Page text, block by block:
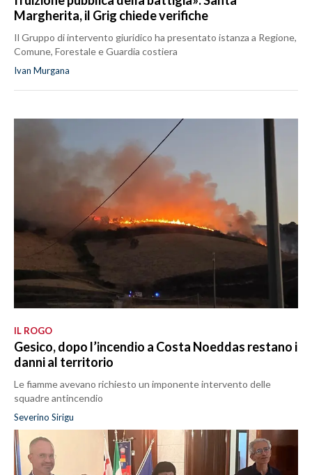
Margherita, il Grig chiede verifiche
Il Gruppo di intervento giuridico ha presentato istanza a Regione,
Comune, Forestale e Guardia costiera
Ivan Murgana
IL ROGO
Gesico, dopo l’incendio a Costa Noeddas restano i
danni al territorio
Le fiamme avevano richiesto un imponente intervento delle
squadre antincendio
Severino Sirigu